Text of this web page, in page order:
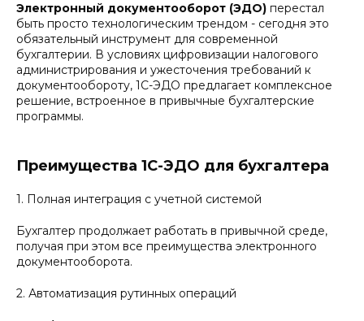
Электронный документооборот (ЭДО) перестал
быть просто технологическим трендом - сегодня это
обязательный инструмент для современной
бухгалтерии. В условиях цифровизации налогового
администрирования и ужесточения требований к
документообороту, 1С-ЭДО предлагает комплексное
решение, встроенное в привычные бухгалтерские
программы.
Преимущества 1С-ЭДО для бухгалтера
1. Полная интеграция с учетной системой
Бухгалтер продолжает работать в привычной среде,
получая при этом все преимущества электронного
документооборота.
2. Автоматизация рутинных операций